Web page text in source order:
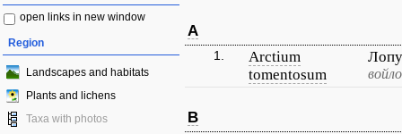
open links in new window
Region
Landscapes and habitats
Plants and lichens
Taxa with photos
A
1.
Arctium
tomentosum
B